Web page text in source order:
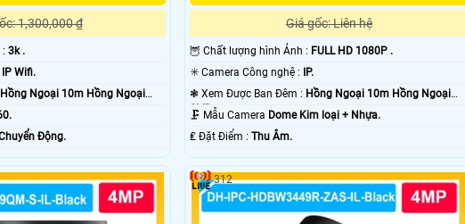
1,300,000 ₫
:3k .
IP Wifi.
Hồng Ngoại 10m Hồng Ngoại
Động.
Giá gốc: Liên hệ
🦉 Chất lượng hình Ảnh : FULL HD 1080P .
✳️ Camera Công nghệ :
IP.
❃ Xem Được Ban Đêm : Hồng Ngoại 10m Hồng Ngoại
SMD.🗜️ Mẫu Camera Dome Kim loại + Nhựa.
️₤ Đặt Điểm : Thu Âm.
312